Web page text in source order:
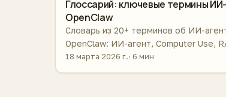
Глоссарий: ключевые термины
OpenClaw
Словарь из 20+ терминов об ИИ-
OpenClaw: ИИ-агент, Computer Use,
токен, галлюцинация и другие
18 марта 2026 г. 6 мин